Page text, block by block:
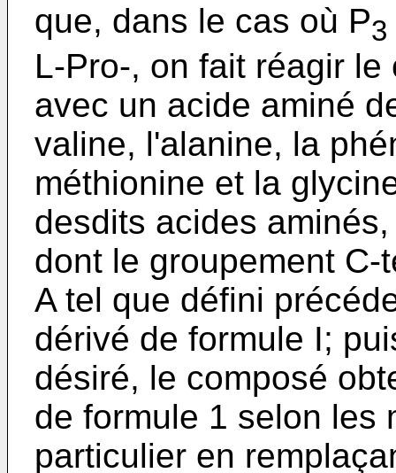
que, dans le cas où P3
L-Pro-, on fait réagir
avec un acide aminé
valine, l'alanine, la
méthionine et la
desdits acides
dont le groupement
A tel que défini
dérivé de formule I;
désiré, le composé
de formule 1 selon les
particulier en